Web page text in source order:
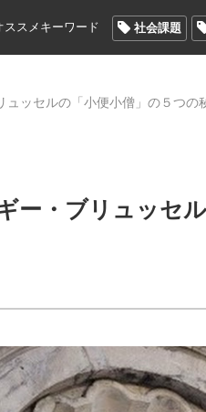
ススメキーワード 社会課題
ッセルの「小便小僧」の５つの
ー・ブリュッセ